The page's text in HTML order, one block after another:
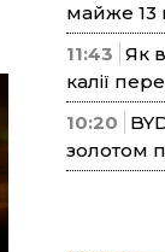
майже 13
11:43 Як
калії
10:20
золотом